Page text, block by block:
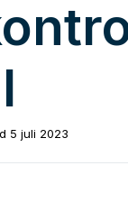
5 juli 2023